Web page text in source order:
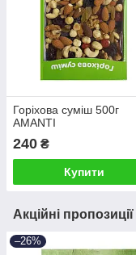
Горіхова суміш 500г
AMANTI
240 ₴
Купити
Акційні
–26%